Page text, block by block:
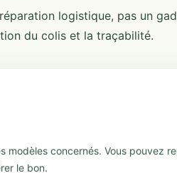
logistique, pas un
du colis et la traçabilité.
modèles concernés. Vous pouvez
le bon.